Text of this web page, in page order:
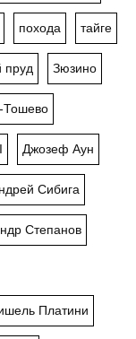
похода тайге
пруд Зюзино
Тошево
Джозеф Аун
Сибига
Степанов
Платини